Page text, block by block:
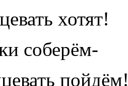
хотят!
соберём-